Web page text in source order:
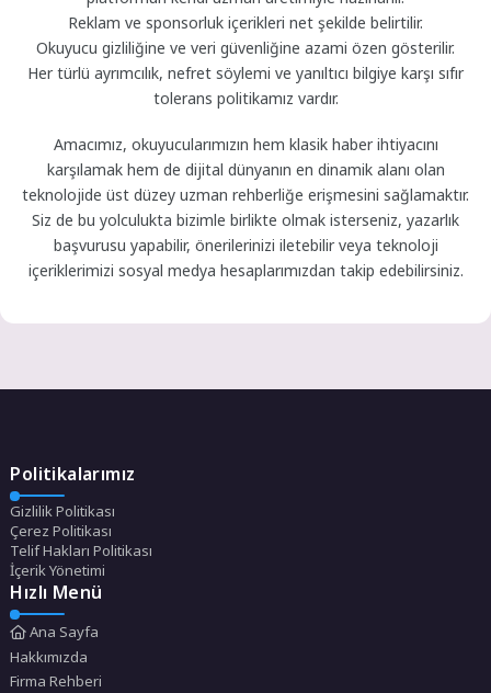
Reklam ve sponsorluk içerikleri net şekilde belirtilir.
Okuyucu gizliliğine ve veri güvenliğine azami özen gösterilir.
Her türlü ayrımcılık, nefret söylemi ve yanıltıcı bilgiye karşı sıfır
tolerans politikamız vardır.
Amacımız, okuyucularımızın hem klasik haber ihtiyacını
karşılamak hem de dijital dünyanın en dinamik alanı olan
teknolojide üst düzey uzman rehberliğe erişmesini sağlamaktır.
Siz de bu yolculukta bizimle birlikte olmak isterseniz, yazarlık
başvurusu yapabilir, önerilerinizi iletebilir veya teknoloji
içeriklerimizi sosyal medya hesaplarımızdan takip edebilirsiniz.
Politikalarımız
Gizlilik Politikası
Çerez Politikası
Telif Hakları Politikası
İçerik Yönetimi
Hızlı Menü
Ana Sayfa
Hakkımızda
Firma Rehberi